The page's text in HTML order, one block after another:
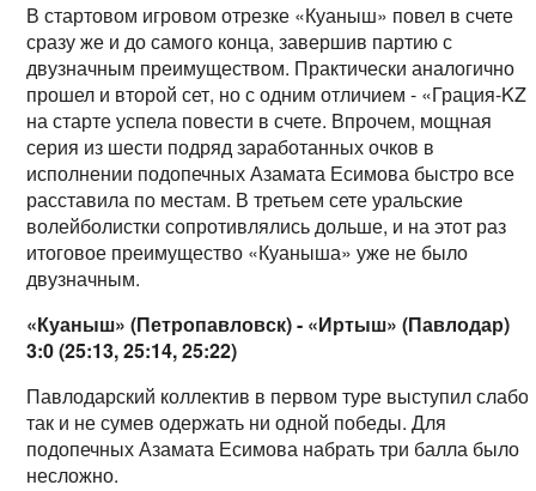
В стартовом игровом отрезке «Куаныш» повел в счете
сразу же и до самого конца, завершив партию с
двузначным преимуществом. Практически аналогично
прошел и второй сет, но с одним отличием - «Грация-
на старте успела повести в счете. Впрочем, мощная
серия из шести подряд заработанных очков в
исполнении подопечных Азамата Есимова быстро все
расставила по местам. В третьем сете уральские
волейболистки сопротивлялись дольше, и на этот раз
итоговое преимущество «Куаныша» уже не было
двузначным.
«Куаныш» (Петропавловск) - «Иртыш» (Павлодар)
3:0 (25:13, 25:14, 25:22)
Павлодарский коллектив в первом туре выступил слабо,
так и не сумев одержать ни одной победы. Для
подопечных Азамата Есимова набрать три балла было
несложно.